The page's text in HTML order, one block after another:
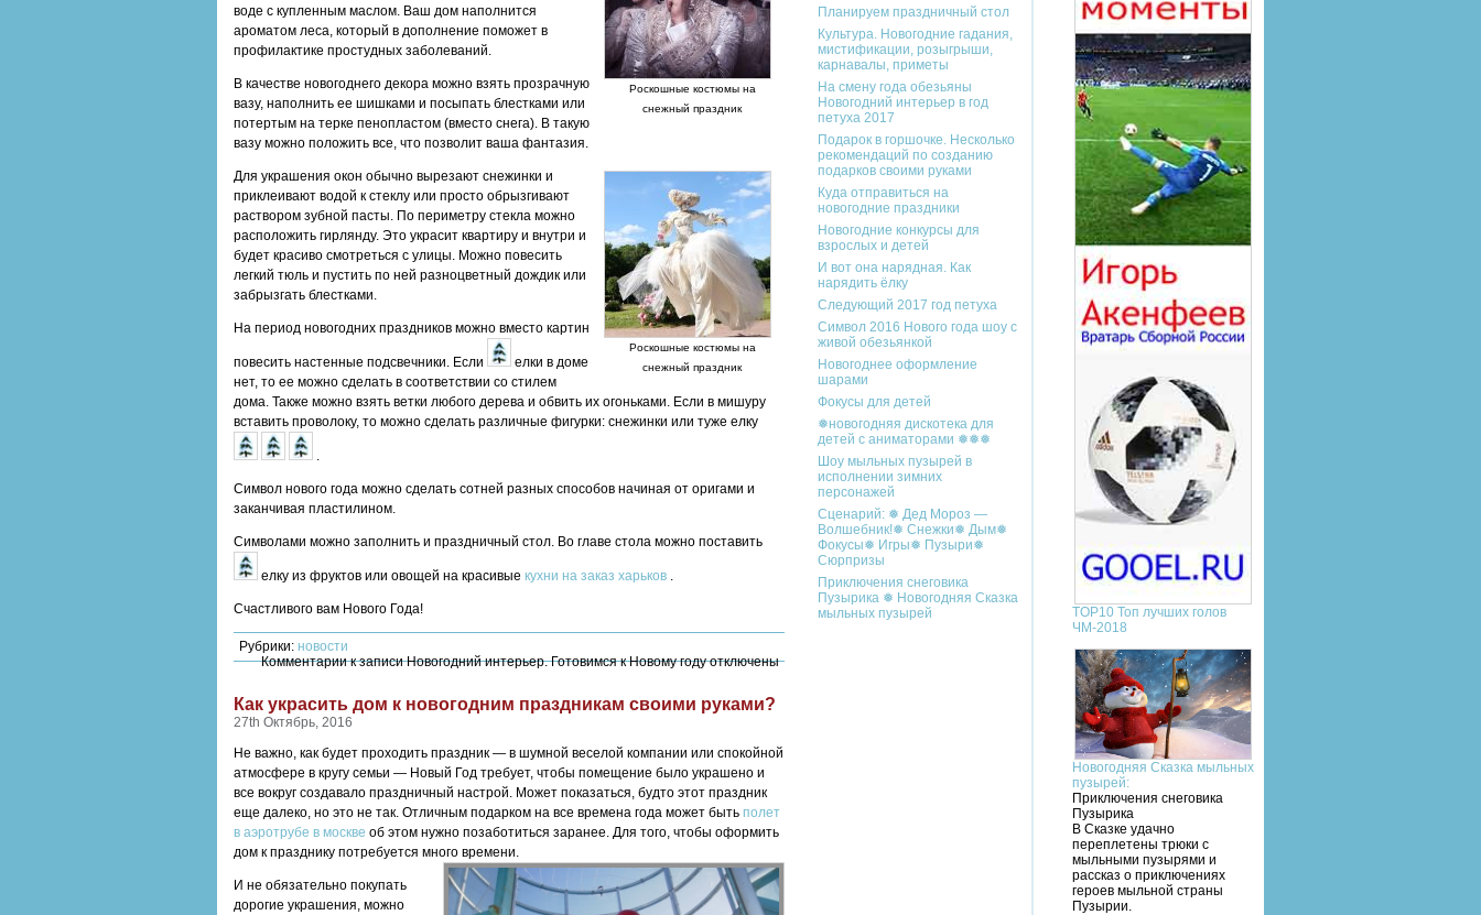
Роскошные костюмы на
снежный праздник
воде с купленным маслом. Ваш дом наполнится
ароматом леса, который в дополнение поможет в
профилактике простудных заболеваний.
В качестве новогоднего декора можно взять прозрачную
вазу, наполнить ее шишками и посыпать блестками или
потертым на терке пенопластом (вместо снега). В такую
вазу можно положить все, что позволит ваша фантазия.
Роскошные костюмы на
снежный праздник
Для украшения окон обычно вырезают снежинки и
приклеивают водой к стеклу или просто обрызгивают
раствором зубной пасты. По периметру стекла можно
расположить гирлянду. Это украсит квартиру и внутри и
будет красиво смотреться с улицы. Можно повесить
легкий тюль и пустить по ней разноцветный дождик или
забрызгать блестками.
На период новогодних праздников можно вместо картин
повесить настенные подсвечники. Если
елки в доме
нет, то ее можно сделать в соответствии со стилем
дома. Также можно взять ветки любого дерева и обвить их огоньками. Если в мишуру
вставить проволоку, то можно сделать различные фигурки: снежинки или туже елку
.
Символ нового года можно сделать сотней разных способов начиная от оригами и
заканчивая пластилином.
Символами можно заполнить и праздничный стол. Во главе стола можно поставить
елку из фруктов или овощей на красивые кухни на заказ харьков .
Счастливого вам Нового Года!
Рубрики: новости
Комментариик записи Новогодний интерьер. Готовимся к Новому годуотключены
Как украсить дом к новогодним праздникам своими руками?
27th Октябрь, 2016
Не важно, как будет проходить праздник — в шумной веселой компании или спокойной
атмосфере в кругу семьи — Новый Год требует, чтобы помещение было украшено и
все вокруг создавало праздничный настрой. Может показаться, будто этот праздник
еще далеко, но это не так. Отличным подарком на все времена года может быть полет
в аэротрубе в москве об этом нужно позаботиться заранее. Для того, чтобы оформить
дом к празднику потребуется много времени.
И не обязательно покупать
дорогие украшения, можно
Планируем праздничный стол
Культура. Новогодние гадания,
мистификации, розыгрыши,
карнавалы, приметы
На смену года обезьяны
Новогодний интерьер в год
петуха 2017
Подарок в горшочке. Несколько
рекомендаций по созданию
подарков своими руками
Куда отправиться на
новогодние праздники
Новогодние конкурсы для
взрослых и детей
И вот она нарядная. Как
нарядить ёлку
Следующий 2017 год петуха
Символ 2016 Нового года шоу с
живой обезьянкой
Новогоднее оформление
шарами
Фокусы для детей
❅новогодняя дискотека для
детей с аниматорами ❅❅❅
Шоу мыльных пузырей в
исполнении зимних
персонажей
Сценарий: ❅ Дед Мороз —
Волшебник!❅ Снежки❅ Дым❅
Фокусы❅ Игры❅ Пузыри❅
Сюрпризы
Приключения снеговика
Пузырика ❅ Новогодняя Сказка
мыльных пузырей
TOP10 Топ лучших голов
ЧМ-2018
Новогодняя Сказка мыльных
пузырей:
Приключения снеговика
Пузырика
В Cказке удачно
переплетены трюки с
мыльными пузырями и
рассказ о приключениях
героев мыльной страны
Пузырии.